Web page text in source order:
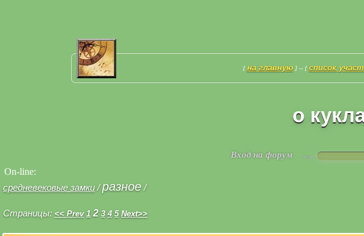
[ на главную] -- [ список
о
Вход на форум логин
On-line:
средневековые замки /разное /
Страницы: << Prev 1 2 3 4 5 Next>>